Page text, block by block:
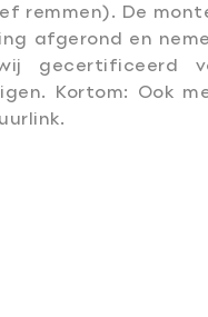
remmen). De
afgerond en
wij gecertificeerd
Kortom: Ook